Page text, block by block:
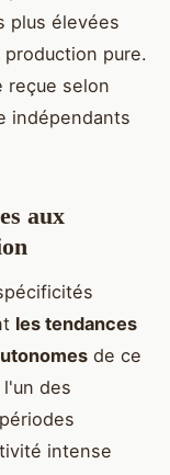
plus élevées
pure.
reçue selon
indépendants
aux
les tendances
de ce
des
intense